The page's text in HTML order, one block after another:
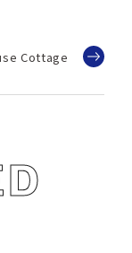
Cottage